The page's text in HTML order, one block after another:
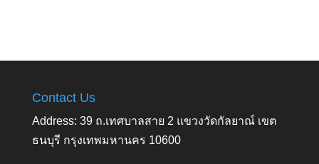
Contact Us
Address: 39 ถ.เทศบาลสาย 2 แขวงวัดกัลยาณ์ เขต
ธนบุรี กรุงเทพมหานคร 10600